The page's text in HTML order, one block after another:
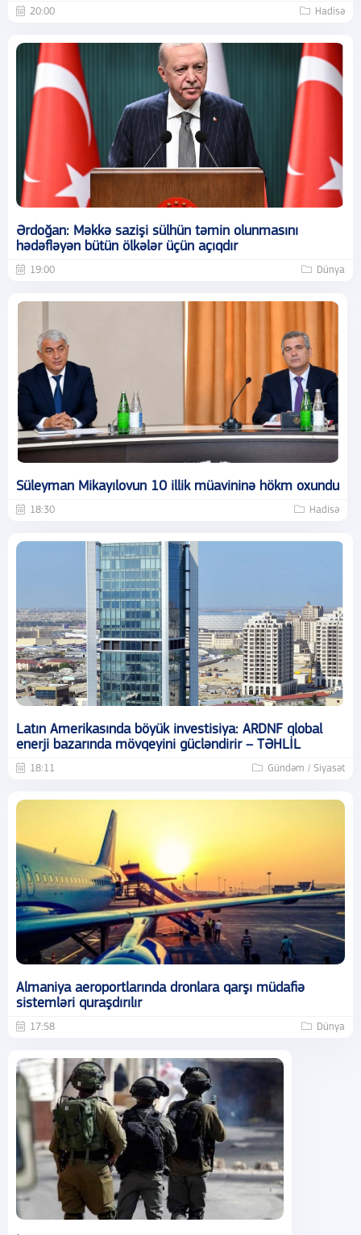
20:00 Hadisə
Ərdoğan: Məkkə sazişi sülhün təmin olunmasını
hədəfləyən bütün ölkələr üçün açıqdır
19:00 Dünya
Süleyman Mikayılovun 10 illik müavininə hökm oxundu
18:30 Hadisə
Latın Amerikasında böyük investisiya: ARDNF qlobal
enerji bazarında mövqeyini gücləndirir – TƏHLİL
18:11 Gündəm / Siyasət
Almaniya aeroportlarında dronlara qarşı müdafiə
sistemləri quraşdırılır
17:58 Dünya